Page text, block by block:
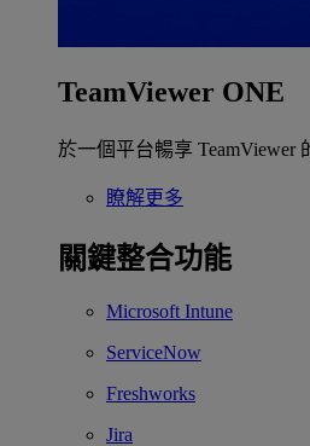
TeamViewer ONE
於一個平台暢享 TeamViewer
瞭解更多
關鍵整合功能
Microsoft Intune
ServiceNow
Freshworks
Jira